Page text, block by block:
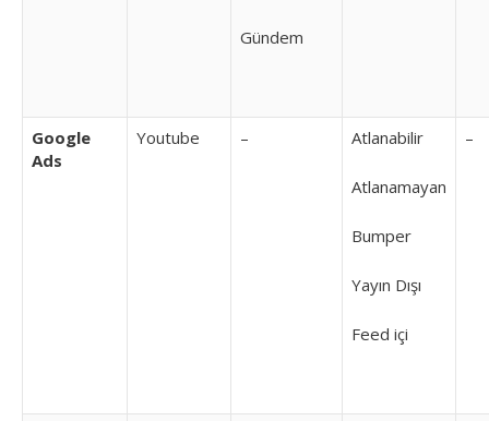
Gündem
Google
Ads
Youtube – Atlanabilir
Atlanamayan
Bumper
Yayın Dışı
Feed içi
–